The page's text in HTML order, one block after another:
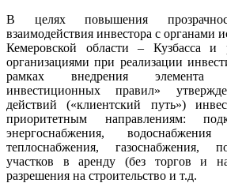
В целях повышения
взаимодействия инвестора с органами
Кемеровской области – Кузбасса и
организациями при реализации
рамках внедрения элемента
инвестиционных правил»
действий («клиентский путь»)
приоритетным направлениям:
энергоснабжения,
теплоснабжения, газоснабжения,
участков в аренду (без торгов и
разрешения на строительство и т.д.